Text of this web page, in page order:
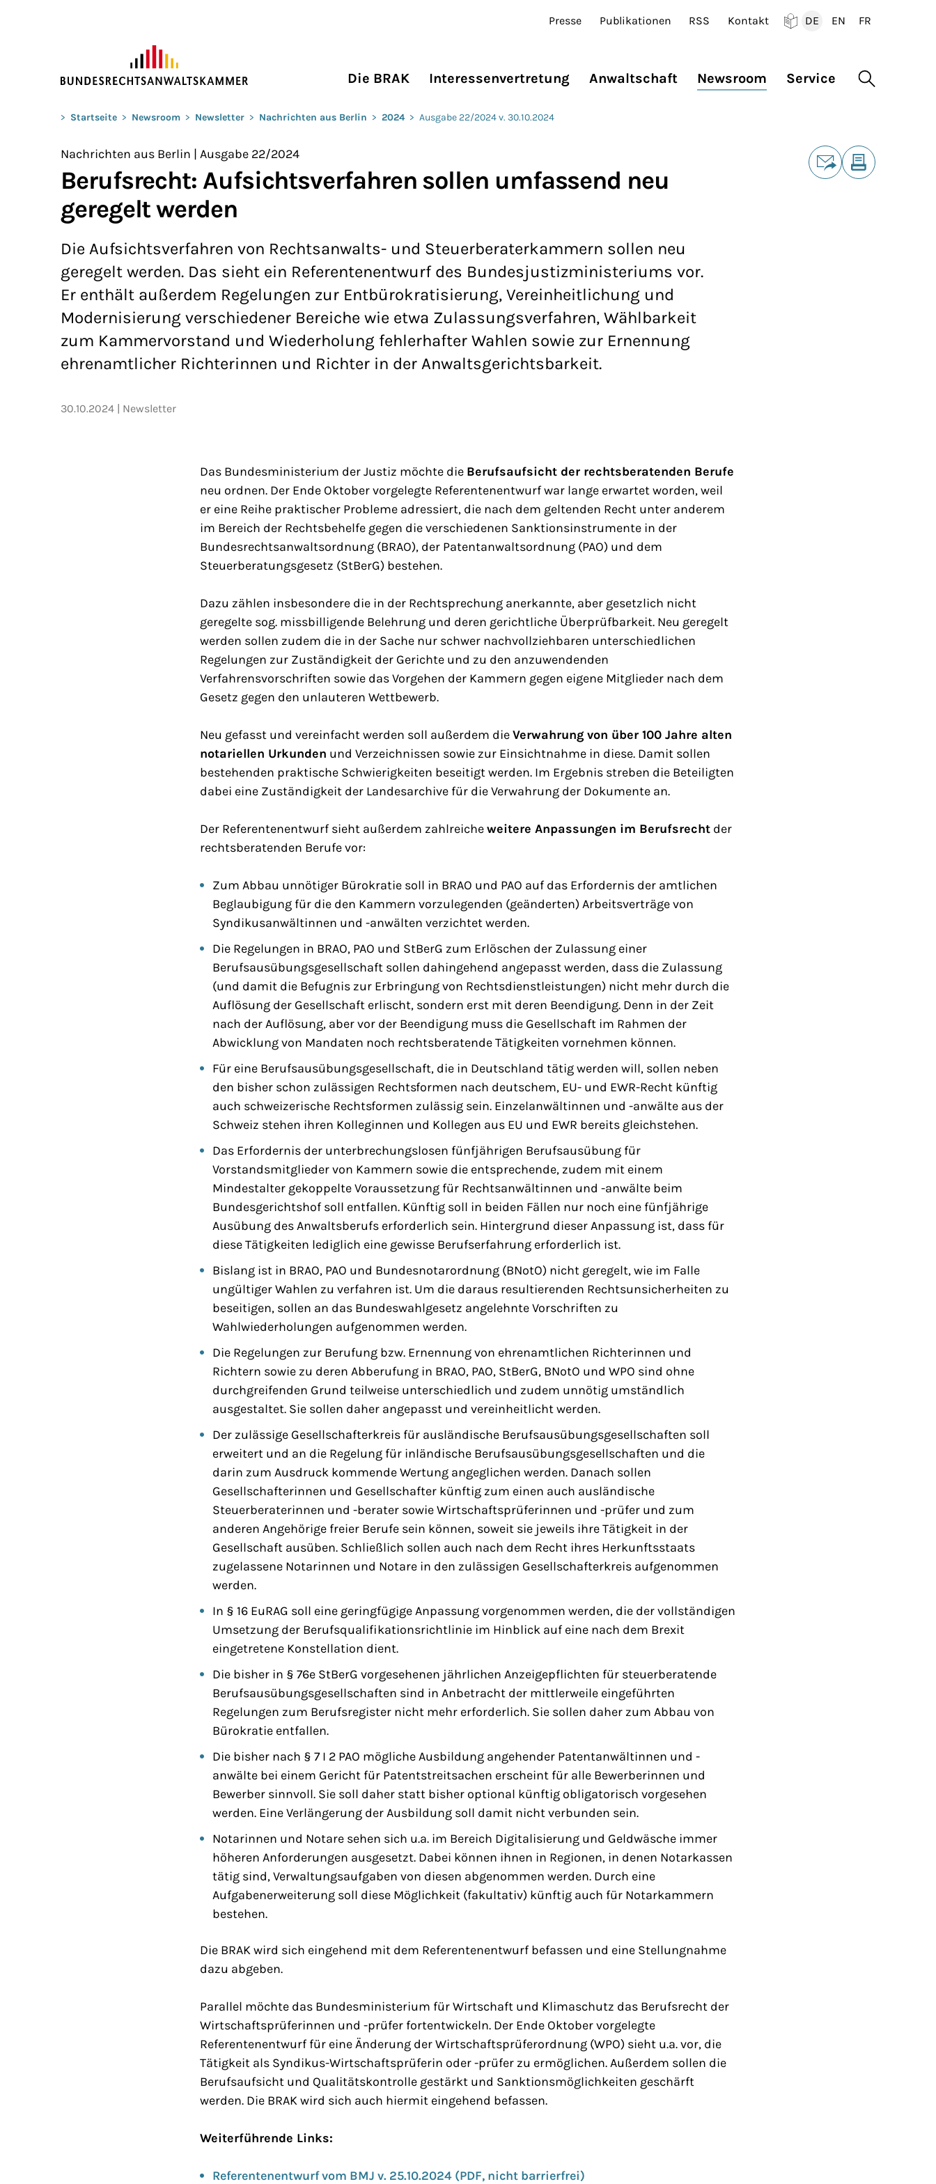
Presse Publikationen RSS Kontakt
DE
EN
FR
Die BRAK Interessenvertretung Anwaltschaft Newsroom Service Suche
Sie befinden sich hier:
> Startseite > Newsroom > Newsletter > Nachrichten aus Berlin > 2024 > Ausgabe 22/2024 v. 30.10.2024
Nachrichten aus Berlin | Ausgabe 22/2024
Berufsrecht: Aufsichtsverfahren sollen umfassend neu
geregelt werden
Die Aufsichtsverfahren von Rechtsanwalts- und Steuerberaterkammern sollen neu
geregelt werden. Das sieht ein Referentenentwurf des Bundesjustizministeriums vor.
Er enthält außerdem Regelungen zur Entbürokratisierung, Vereinheitlichung und
Modernisierung verschiedener Bereiche wie etwa Zulassungsverfahren, Wählbarkeit
zum Kammervorstand und Wiederholung fehlerhafter Wahlen sowie zur Ernennung
ehrenamtlicher Richterinnen und Richter in der Anwaltsgerichtsbarkeit.
30.10.2024 Newsletter
Das Bundesministerium der Justiz möchte die Berufsaufsicht der rechtsberatenden Berufe
neu ordnen. Der Ende Oktober vorgelegte Referentenentwurf war lange erwartet worden, weil
er eine Reihe praktischer Probleme adressiert, die nach dem geltenden Recht unter anderem
im Bereich der Rechtsbehelfe gegen die verschiedenen Sanktionsinstrumente in der
Bundesrechtsanwaltsordnung (BRAO), der Patentanwaltsordnung (PAO) und dem
Steuerberatungsgesetz (StBerG) bestehen.
Dazu zählen insbesondere die in der Rechtsprechung anerkannte, aber gesetzlich nicht
geregelte sog. missbilligende Belehrung und deren gerichtliche Überprüfbarkeit. Neu geregelt
werden sollen zudem die in der Sache nur schwer nachvollziehbaren unterschiedlichen
Regelungen zur Zuständigkeit der Gerichte und zu den anzuwendenden
Verfahrensvorschriften sowie das Vorgehen der Kammern gegen eigene Mitglieder nach dem
Gesetz gegen den unlauteren Wettbewerb.
Neu gefasst und vereinfacht werden soll außerdem dieVerwahrung von über 100 Jahre alten
notariellen Urkunden und Verzeichnissen sowie zur Einsichtnahme in diese. Damit sollen
bestehenden praktische Schwierigkeiten beseitigt werden. Im Ergebnis streben die Beteiligten
dabei eine Zuständigkeit der Landesarchive für die Verwahrung der Dokumente an.
Der Referentenentwurf sieht außerdem zahlreicheweitere Anpassungen im Berufsrecht der
rechtsberatenden Berufe vor:
Zum Abbau unnötiger Bürokratie soll in BRAO und PAO auf das Erfordernis der amtlichen
Beglaubigung für die den Kammern vorzulegenden (geänderten) Arbeitsverträge von
Syndikusanwältinnen und -anwälten verzichtet werden.
Die Regelungen in BRAO, PAO und StBerG zum Erlöschen der Zulassung einer
Berufsausübungsgesellschaft sollen dahingehend angepasst werden, dass die Zulassung
(und damit die Befugnis zur Erbringung von Rechtsdienstleistungen) nicht mehr durch die
Auflösung der Gesellschaft erlischt, sondern erst mit deren Beendigung. Denn in der Zeit
nach der Auflösung, aber vor der Beendigung muss die Gesellschaft im Rahmen der
Abwicklung von Mandaten noch rechtsberatende Tätigkeiten vornehmen können.
Für eine Berufsausübungsgesellschaft, die in Deutschland tätig werden will, sollen neben
den bisher schon zulässigen Rechtsformen nach deutschem, EU- und EWR-Recht künftig
auch schweizerische Rechtsformen zulässig sein. Einzelanwältinnen und -anwälte aus der
Schweiz stehen ihren Kolleginnen und Kollegen aus EU und EWR bereits gleichstehen.
Das Erfordernis der unterbrechungslosen fünfjährigen Berufsausübung für
Vorstandsmitglieder von Kammern sowie die entsprechende, zudem mit einem
Mindestalter gekoppelte Voraussetzung für Rechtsanwältinnen und -anwälte beim
Bundesgerichtshof soll entfallen. Künftig soll in beiden Fällen nur noch eine fünfjährige
Ausübung des Anwaltsberufs erforderlich sein. Hintergrund dieser Anpassung ist, dass für
diese Tätigkeiten lediglich eine gewisse Berufserfahrung erforderlich ist.
Bislang ist in BRAO, PAO und Bundesnotarordnung (BNotO) nicht geregelt, wie im Falle
ungültiger Wahlen zu verfahren ist. Um die daraus resultierenden Rechtsunsicherheiten zu
beseitigen, sollen an das Bundeswahlgesetz angelehnte Vorschriften zu
Wahlwiederholungen aufgenommen werden.
Die Regelungen zur Berufung bzw. Ernennung von ehrenamtlichen Richterinnen und
Richtern sowie zu deren Abberufung in BRAO, PAO, StBerG, BNotO und WPO sind ohne
durchgreifenden Grund teilweise unterschiedlich und zudem unnötig umständlich
ausgestaltet. Sie sollen daher angepasst und vereinheitlicht werden.
Der zulässige Gesellschafterkreis für ausländische Berufsausübungsgesellschaften soll
erweitert und an die Regelung für inländische Berufsausübungsgesellschaften und die
darin zum Ausdruck kommende Wertung angeglichen werden. Danach sollen
Gesellschafterinnen und Gesellschafter künftig zum einen auch ausländische
Steuerberaterinnen und -berater sowie Wirtschaftsprüferinnen und -prüfer und zum
anderen Angehörige freier Berufe sein können, soweit sie jeweils ihre Tätigkeit in der
Gesellschaft ausüben. Schließlich sollen auch nach dem Recht ihres Herkunftsstaats
zugelassene Notarinnen und Notare in den zulässigen Gesellschafterkreis aufgenommen
werden.
In § 16 EuRAG soll eine geringfügige Anpassung vorgenommen werden, die der vollständigen
Umsetzung der Berufsqualifikationsrichtlinie im Hinblick auf eine nach dem Brexit
eingetretene Konstellation dient.
Die bisher in § 76e StBerG vorgesehenen jährlichen Anzeigepflichten für steuerberatende
Berufsausübungsgesellschaften sind in Anbetracht der mittlerweile eingeführten
Regelungen zum Berufsregister nicht mehr erforderlich. Sie sollen daher zum Abbau von
Bürokratie entfallen.
Die bisher nach § 7 I 2 PAO mögliche Ausbildung angehender Patentanwältinnen und -
anwälte bei einem Gericht für Patentstreitsachen erscheint für alle Bewerberinnen und
Bewerber sinnvoll. Sie soll daher statt bisher optional künftig obligatorisch vorgesehen
werden. Eine Verlängerung der Ausbildung soll damit nicht verbunden sein.
Notarinnen und Notare sehen sich u.a. im Bereich Digitalisierung und Geldwäsche immer
höheren Anforderungen ausgesetzt. Dabei können ihnen in Regionen, in denen Notarkassen
tätig sind, Verwaltungsaufgaben von diesen abgenommen werden. Durch eine
Aufgabenerweiterung soll diese Möglichkeit (fakultativ) künftig auch für Notarkammern
bestehen.
Die BRAK wird sich eingehend mit dem Referentenentwurf befassen und eine Stellungnahme
dazu abgeben.
Parallel möchte das Bundesministerium für Wirtschaft und Klimaschutz das Berufsrecht der
Wirtschaftsprüferinnen und -prüfer fortentwickeln. Der Ende Oktober vorgelegte
Referentenentwurf für eine Änderung der Wirtschaftsprüferordnung (WPO) sieht u.a. vor, die
Tätigkeit als Syndikus-Wirtschaftsprüferin oder -prüfer zu ermöglichen. Außerdem sollen die
Berufsaufsicht und Qualitätskontrolle gestärkt und Sanktionsmöglichkeiten geschärft
werden. Die BRAK wird sich auch hiermit eingehend befassen.
Weiterführende Links:
Referentenentwurf vom BMJ v. 25.10.2024 (PDF, nicht barrierfrei)